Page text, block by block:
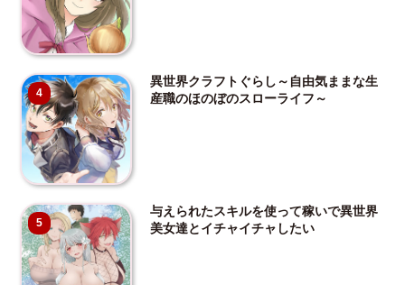
4
異世界クラフトぐらし～自由気ままな生
産職のほのぼのスローライフ～
5
与えられたスキルを使って稼いで異世界
美女達とイチャイチャしたい